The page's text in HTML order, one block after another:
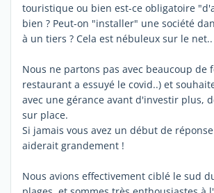
touristique ou bien est-ce obligatoire
bien ? Peut-on "installer" une société
à un tiers ? Cela est nébuleux sur le net..
Nous ne partons pas avec beaucoup de
restaurant a essuyé le covid..) et
avec une gérance avant d'investir plus,
sur place.
Si jamais vous avez un début de
aiderait grandement !
Nous avions effectivement ciblé le sud